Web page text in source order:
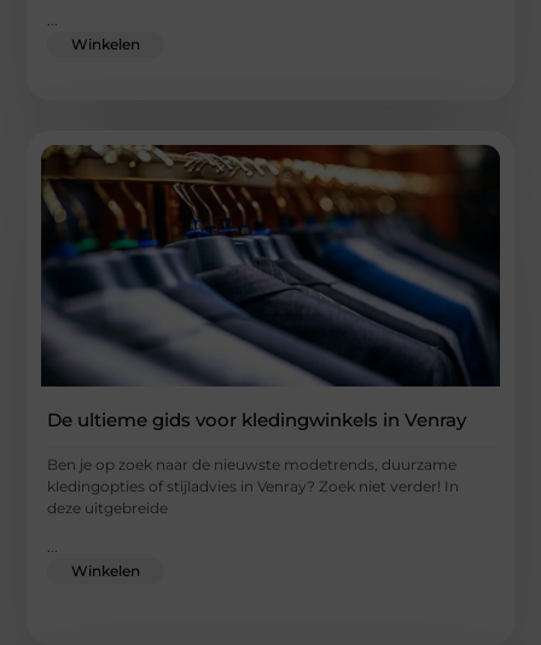
Winkelen
De ultieme gids voor kledingwinkels in Venray
Ben je op zoek naar de nieuwste modetrends, duurzame
kledingopties of stijladvies in Venray? Zoek niet verder! In
deze uitgebreide
...
Winkelen